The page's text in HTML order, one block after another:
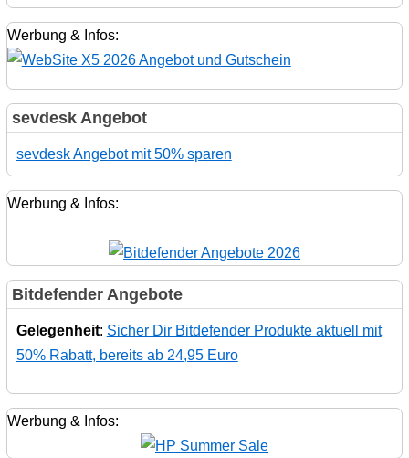
Werbung & Infos:
sevdesk Angebot
sevdesk Angebot mit 50% sparen
Werbung & Infos:
Bitdefender Angebote
Gelegenheit: Sicher Dir Bitdefender Produkte aktuell mit
50% Rabatt, bereits ab 24,95 Euro
Werbung & Infos: